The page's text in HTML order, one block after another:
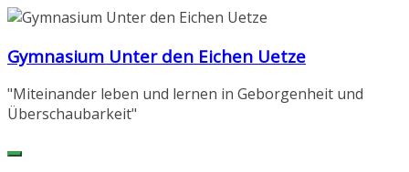
Zum
springen
Gymnasium Unter den Eichen Uetze
"Miteinander leben und lernen in Geborgenheit und
Überschaubarkeit"